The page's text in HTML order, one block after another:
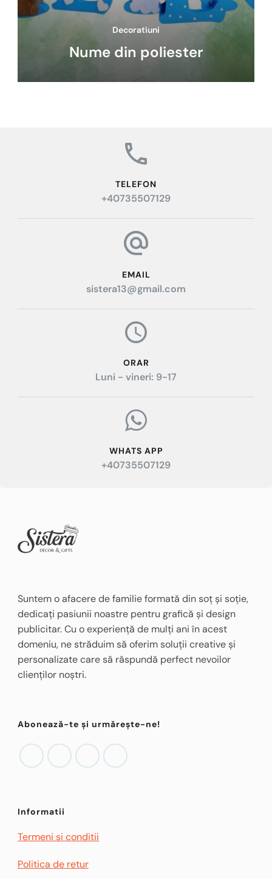
Decoratiuni
Nume din poliester
TELEFON
+40735507129
EMAIL
sistera13@gmail.com
ORAR
Luni - vineri: 9-17
WHATS APP
+40735507129
Suntem o afacere de familie formată din soț și soție,
dedicați pasiunii noastre pentru grafică și design
publicitar. Cu o experiență de mulți ani în acest
domeniu, ne străduim să oferim soluții creative și
personalizate care să răspundă perfect nevoilor
clienților noștri.
Abonează-te și urmărește-ne!
Informatii
Termeni si conditii
Politica de retur